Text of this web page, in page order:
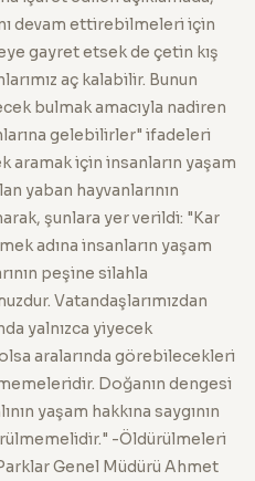
devam ettirebilmeleri için
gayret etsek de çetin kış
aç kalabilir. Bunun
bulmak amacıyla nadiren
gelebilirler" ifadeleri
aramak için insanların yaşam
yaban hayvanlarının
şunlara yer verildi: "Kar
adına insanların yaşam
peşine silahla
Vatandaşlarımızdan
yalnızca yiyecek
aralarında görebilecekleri
Doğanın dengesi
yaşam hakkına saygının
-Öldürülmeleri
Genel Müdürü Ahmet